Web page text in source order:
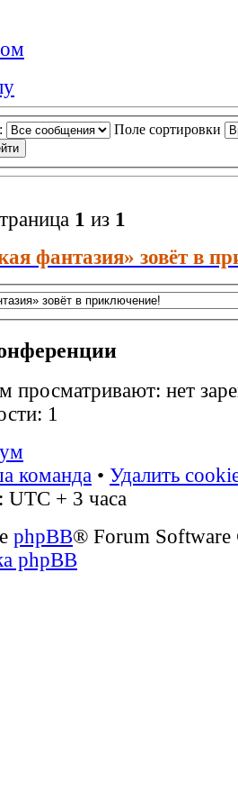
Поле сортировки
1 из 1
фантазия» зовёт в
просматривают: нет
1
команда • Удалить
UTC + 3 часа
phpBB® Forum
phpBB